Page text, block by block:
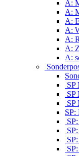
A:
A:
A:
A:
A:
A:
A:
SP
SP
SP
SP: